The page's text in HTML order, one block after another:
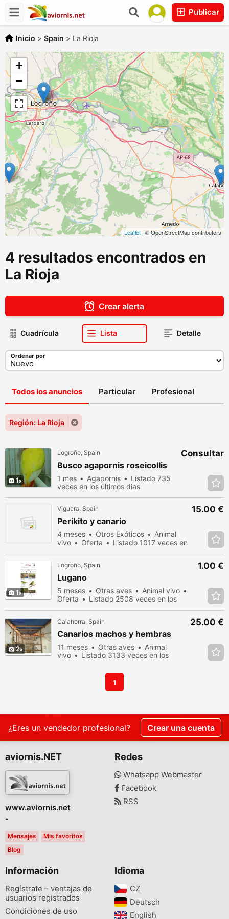
Publicar
Inicio > Spain > La Rioja
+
−
Leaflet| © OpenStreetMap contributors
4 resultados encontrados en
La Rioja
Crear alerta
Cuadrícula Lista Detalle
Ordenar por
Todos los anuncios Particular Profesional
Región: La Rioja
1
Logroño, Spain
Busco agapornis roseicollis
1 mes Agapornis
Listado 735
veces en los últimos dias
Consultar
Viguera, Spain
Perikito y canario
4 meses Otros Exóticos
Animal
vivo
Oferta
Listado 1017 veces en
15.00 €
1
Logroño, Spain
Lugano
5 meses Otras aves
Animal vivo
Oferta
Listado 2508 veces en los
1.00 €
2
Calahorra, Spain
Canarios machos y hembras
11 meses Otras aves
Animal
vivo
Listado 3133 veces en los
25.00 €
1
¿Eres un vendedor profesional? Crear una cuenta
aviornis.NET
www.aviornis.net
-
Mensajes
Mis favoritos
Blog
Redes
Whatsapp Webmaster
Facebook
RSS
Información
Regístrate – ventajas de
usuarios registrados
Condiciones de uso
Idioma
CZ‎
Deutsch‎
English‎